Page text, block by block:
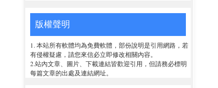
版權聲明
1. 本站所有軟體均為免費軟體，部份說明是引用網路，若
有侵權疑慮，請您來信必立即修改相關內容。
2.站內文章、圖片、下載連結皆歡迎引用，但請務必標明
每篇文章的出處及連結網址。